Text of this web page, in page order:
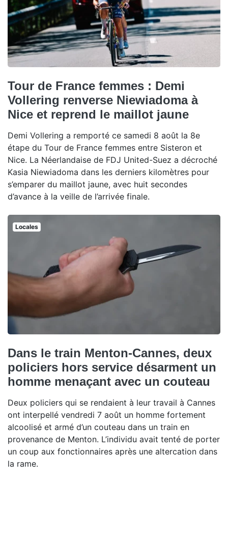
Tour de France femmes : Demi
Vollering renverse Niewiadoma à
Nice et reprend le maillot jaune
Demi Vollering a remporté ce samedi 8 août la 8e
étape du Tour de France femmes entre Sisteron et
Nice. La Néerlandaise de FDJ United-Suez a décroché
Kasia Niewiadoma dans les derniers kilomètres pour
s’emparer du maillot jaune, avec huit secondes
d’avance à la veille de l’arrivée finale.
Locales
Dans le train Menton-Cannes, deux
policiers hors service désarment un
homme menaçant avec un couteau
Deux policiers qui se rendaient à leur travail à Cannes
ont interpellé vendredi 7 août un homme fortement
alcoolisé et armé d’un couteau dans un train en
provenance de Menton. L’individu avait tenté de porter
un coup aux fonctionnaires après une altercation dans
la rame.